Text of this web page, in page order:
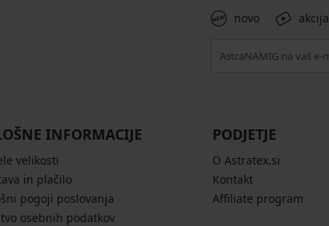
novo akcija
INFORMACIJE
velikosti
in plačilo
pogoji poslovanja
osebnih podatkov
PODJETJE
O Astratex.si
Kontakt
Affiliate program